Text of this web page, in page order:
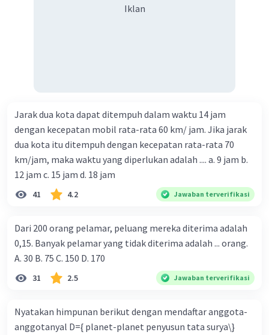
Iklan
Jarak dua kota dapat ditempuh dalam waktu 14 jam
dengan kecepatan mobil rata-rata 60 km/ jam. Jika jarak
dua kota itu ditempuh dengan kecepatan rata-rata 70
km/jam, maka waktu yang diperlukan adalah .... a. 9 jam b.
12 jam c. 15 jam d. 18 jam
41 4.2 Jawaban terverifikasi
Dari 200 orang pelamar, peluang mereka diterima adalah
0,15. Banyak pelamar yang tidak diterima adalah ... orang.
A. 30 B. 75 C. 150 D. 170
31 2.5 Jawaban terverifikasi
Nyatakan himpunan berikut dengan mendaftar anggota-
anggotanyal D={ planet-planet penyusun tata surya\}